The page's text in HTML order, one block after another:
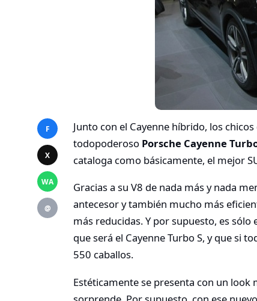
F
X
WA
@
Junto con el Cayenne híbrido, los
todopoderoso Porsche Cayenne
cataloga como básicamente, el mejor
Gracias a su V8 de nada más y nada
antecesor y también mucho más
más reducidas. Y por supuesto, es
que será el Cayenne Turbo S, y que si
550 caballos.
Estéticamente se presenta con un look